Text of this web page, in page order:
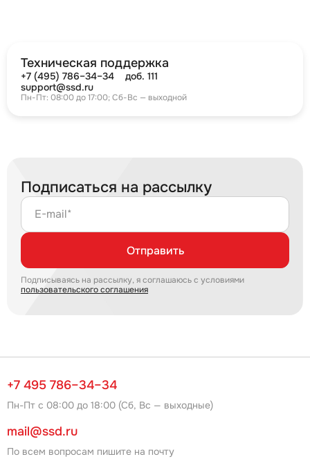
Техническая поддержка
+7 (495) 786–34–34 доб. 111
support@ssd.ru
Пн-Пт: 08:00 до 17:00; Сб-Вс — выходной
Подписаться на рассылку
E-mail*
Отправить
Подписываясь на рассылку, я соглашаюсь с условиями
пользовательского соглашения
+7 495 786–34–34
Пн-Пт с 08:00 до 18:00 (Сб, Вс — выходные)
mail@ssd.ru
По всем вопросам пишите на почту